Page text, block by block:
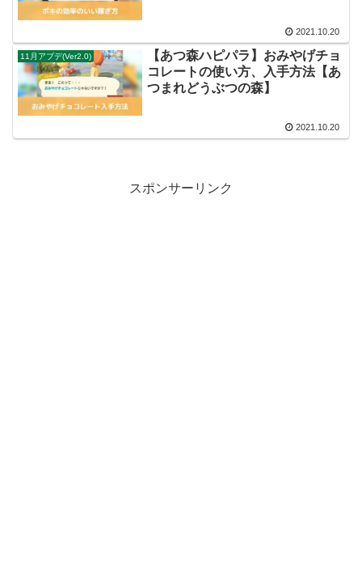
2021.10.20
11月アプデ(Ver2.0)
【あつ森ハピパラ】おみやげチョ
コレートの使い方、入手方法【あ
つまれどうぶつの森】
2021.10.20
スポンサーリンク